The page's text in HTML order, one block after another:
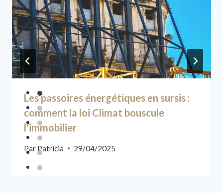
Les passoires énergétiques en sursis :
comment la loi Climat bouscule
l’immobilier
Par Patricia 29/04/2025